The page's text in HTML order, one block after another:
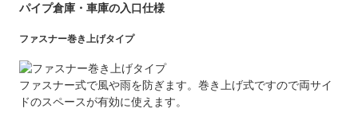
パイプ倉庫・車庫の入口仕様
ファスナー巻き上げタイプ
ファスナー式で風や雨を防ぎます。巻き上げ式ですので両サイ
ドのスペースが有効に使えます。